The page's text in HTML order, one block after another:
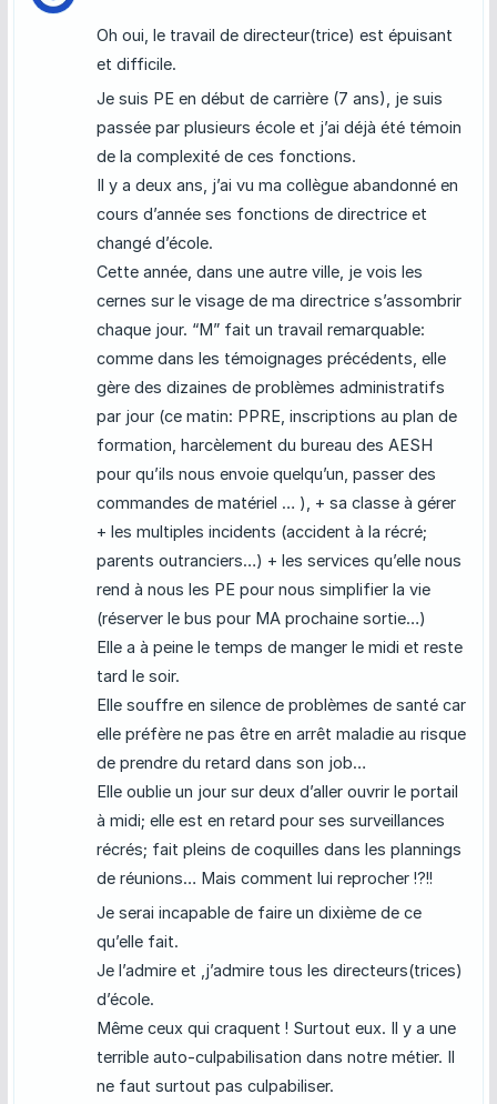
Oh oui, le travail de directeur(trice) est épuisant
et difficile.
Je suis PE en début de carrière (7 ans), je suis
passée par plusieurs école et j’ai déjà été témoin
de la complexité de ces fonctions.
Il y a deux ans, j’ai vu ma collègue abandonné en
cours d’année ses fonctions de directrice et
changé d’école.
Cette année, dans une autre ville, je vois les
cernes sur le visage de ma directrice s’assombrir
chaque jour. “M” fait un travail remarquable:
comme dans les témoignages précédents, elle
gère des dizaines de problèmes administratifs
par jour (ce matin: PPRE, inscriptions au plan de
formation, harcèlement du bureau des AESH
pour qu’ils nous envoie quelqu’un, passer des
commandes de matériel … ), + sa classe à gérer
+ les multiples incidents (accident à la récré;
parents outranciers…) + les services qu’elle nous
rend à nous les PE pour nous simplifier la vie
(réserver le bus pour MA prochaine sortie…)
Elle a à peine le temps de manger le midi et reste
tard le soir.
Elle souffre en silence de problèmes de santé car
elle préfère ne pas être en arrêt maladie au risque
de prendre du retard dans son job…
Elle oublie un jour sur deux d’aller ouvrir le portail
à midi; elle est en retard pour ses surveillances
récrés; fait pleins de coquilles dans les plannings
de réunions… Mais comment lui reprocher !?!!
Je serai incapable de faire un dixième de ce
qu’elle fait.
Je l’admire et ,j’admire tous les directeurs(trices)
d’école.
Même ceux qui craquent ! Surtout eux. Il y a une
terrible auto-culpabilisation dans notre métier. Il
ne faut surtout pas culpabiliser.